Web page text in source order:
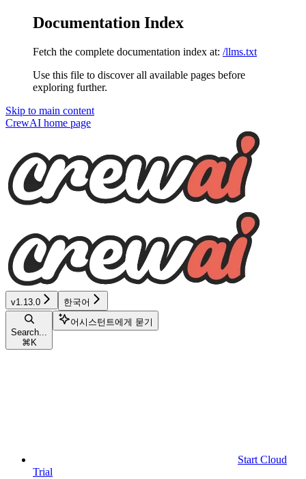
Documentation Index
Fetch the complete documentation index at: /llms.txt
Use this file to discover all available pages before
exploring further.
Skip to main content
CrewAI home page
v1.13.0 한국어
Search...
⌘ K
어시스턴트에게 묻기
Start Cloud
Trial